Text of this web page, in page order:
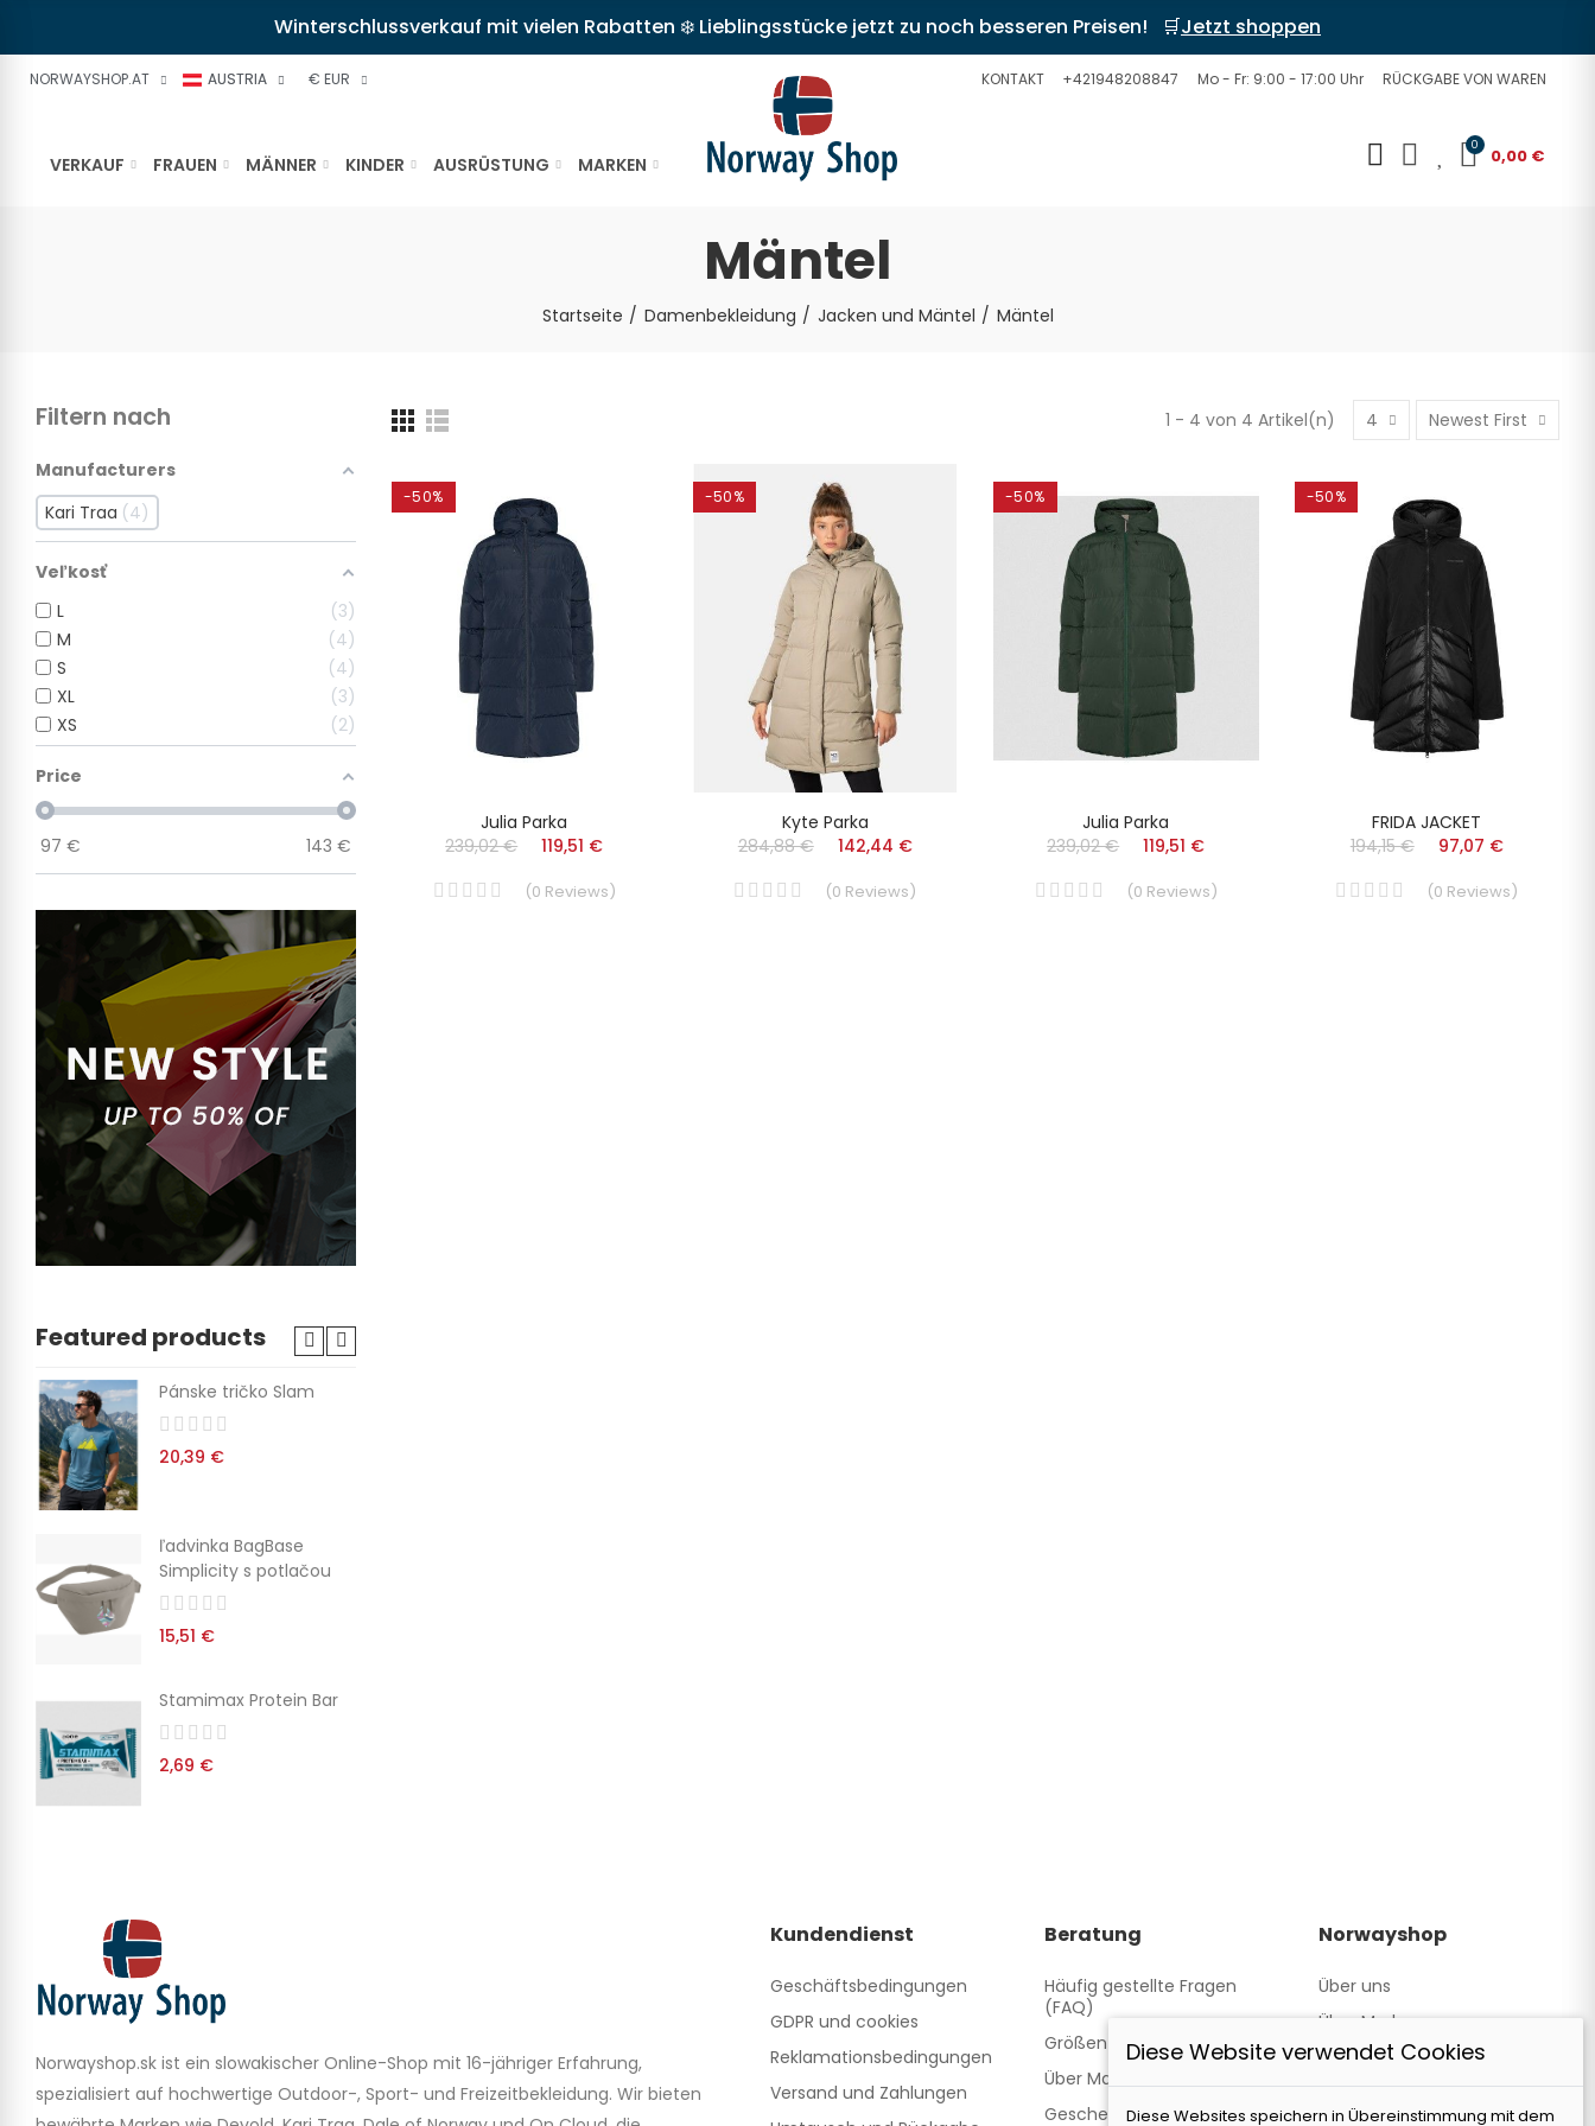
Winterschlussverkauf mit vielen Rabatten ❄️ Lieblingsstücke jetzt zu noch besseren Preisen! 🛒Jetzt shoppen
NORWAYSHOP.AT AUSTRIA € EUR KONTAKT +421948208847 Mo - Fr: 9:00 - 17:00 Uhr RÜCKGABE VON WAREN
VERKAUF FRAUEN MÄNNER KINDER AUSRÜSTUNG MARKEN
0 0,00 €
Mäntel
Startseite Damenbekleidung Jacken und Mäntel Mäntel
1 - 4 von 4 Artikel(n) 4 Newest First
-50%
Julia Parka
239,02 €
119,51 €
(0 Reviews)
-50%
Kyte Parka
284,88 €
142,44 €
(0 Reviews)
-50%
Julia Parka
239,02 €
119,51 €
(0 Reviews)
-50%
FRIDA JACKET
194,15 €
97,07 €
(0 Reviews)
Filtern nach
Manufacturers
Kari Traa 4
Veľkosť
L
3
M
4
S
4
XL
3
XS
2
Price
97 € 143 €
Featured products
Pánske tričko Slam
20,39 €
ľadvinka BagBase
Simplicity s potlačou
15,51 €
Stamimax Protein Bar
2,69 €
Norwayshop.sk ist ein slowakischer Online-Shop mit 16-jähriger Erfahrung,
spezialisiert auf hochwertige Outdoor-, Sport- und Freizeitbekleidung. Wir bieten
Kundendienst
Geschäftsbedingungen
GDPR und cookies
Reklamationsbedingungen
Versand und Zahlungen
Beratung
Häufig gestellte Fragen
(FAQ)
Größentabelle
Über Materialien
Geschenkgutscheine
Norwayshop
Über uns
Über Marken
Kontakte und Geschäfte
Wir arbeiten zusammen
Diese Website verwendet Cookies
Diese Websites speichern in Übereinstimmung mit dem